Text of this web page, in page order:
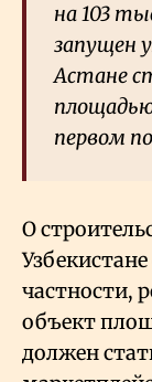
на 103
запущен
Астане
первом
О
частности,
объект
должен